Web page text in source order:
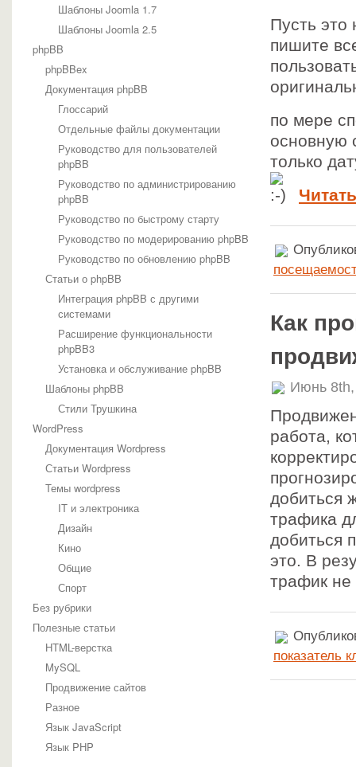
Шаблоны Joomla 1.7
Шаблоны Joomla 2.5
phpBB
phpBBex
Документация phpBB
Глоссарий
Отдельные файлы документации
Руководство для пользователей
phpBB
Руководство по администрированию
phpBB
Руководство по быстрому старту
Руководство по модерированию phpBB
Руководство по обновлению phpBB
Статьи о phpBB
Интеграция phpBB с другими
системами
Расширение функциональности
phpBB3
Установка и обслуживание phpBB
Шаблоны phpBB
Стили Трушкина
WordPress
Документация Wordpress
Статьи Wordpress
Темы wordpress
IT и электроника
Дизайн
Кино
Общие
Спорт
Без рубрики
Полезные статьи
HTML-верстка
MySQL
Продвижение сайтов
Разное
Язык JavaScript
Язык PHP
Пусть это
пишите
по мере
основную
только
Как
Июнь
работа,
добиться
трафика
добиться
это. В
трафик не
показатель